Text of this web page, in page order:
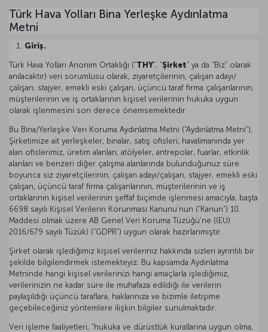
Türk Hava Yolları Bina Yerleşke Aydınlatma
Metni
Giriş.
Türk Hava Yolları Anonim Ortaklığı (“THY”, “Şirket” ya da “Biz” olarak
anılacaktır) veri sorumlusu olarak, ziyaretçilerinin, çalışan adayı/
çalışan, stajyer, emekli eski çalışan, üçüncü taraf firma çalışanlarının,
müşterilerinin ve iş ortaklarının kişisel verilerinin hukuka uygun
olarak işlenmesini son derece önemsemektedir.
Bu Bina/Yerleşke Veri Koruma Aydınlatma Metni (“Aydınlatma Metni”),
Şirketimize ait yerleşkeler, binalar, satış ofisleri, havalimanında yer
alan ofislerimiz, üretim alanları, atölyeler, antrepolar, fuarlar, etkinlik
alanları ve benzeri diğer çalışma alanlarında bulunduğunuz süre
boyunca siz ziyaretçilerinin, çalışan adayı/çalışan, stajyer, emekli eski
çalışan, üçüncü taraf firma çalışanlarının, müşterilerinin ve iş
ortaklarının kişisel verilerinin şeffaf biçimde işlenmesi amacıyla, başta
6698 sayılı Kişisel Verilerin Korunması Kanunu’nun (“Kanun”) 10.
Maddesi olmak üzere AB Genel Veri Koruma Tüzüğü’ne ((EU)
2016/679 sayılı Tüzük) (“GDPR”) uygun olarak hazırlanmıştır.
Şirket olarak işlediğimiz kişisel verileriniz hakkında sizleri ayrıntılı bir
şekilde bilgilendirmek istemekteyiz. Bu kapsamda Aydınlatma
Metninde hangi kişisel verilerinizi hangi amaçlarla işlediğimiz,
verilerinizin ne kadar süre ile muhafaza edildiği ile verilerin
paylaşıldığı üçüncü taraflara, haklarınıza ve bizimle iletişime
geçebileceğiniz yöntemlere ilişkin bilgiler sunulmaktadır.
Veri işleme faaliyetleri, “hukuka ve dürüstlük kurallarına uygun olma,